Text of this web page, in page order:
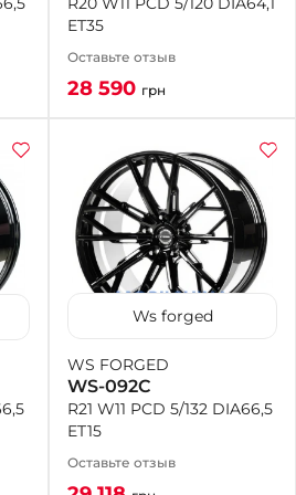
ET35
Оставьте отзыв
28 590 грн
Ws forged
WS FORGED
WS-092C
R21 W11 PCD 5/132 DIA66,5
ET15
Оставьте отзыв